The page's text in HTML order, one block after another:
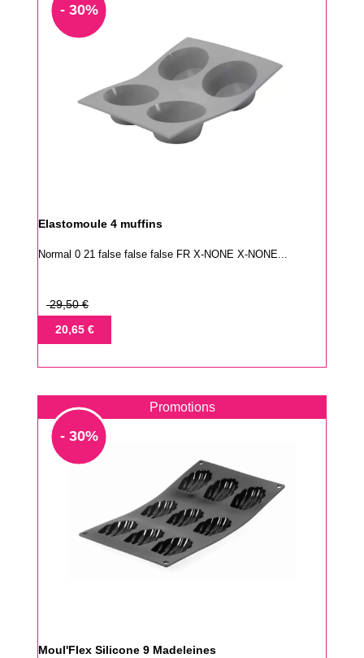
- 30%
Elastomoule 4 muffins
Normal 0 21 false false false FR X-NONE X-NONE...
Prix
base
29,50 €
Prix20,65 €
Promotions
- 30%
Moul'Flex Silicone 9 Madeleines